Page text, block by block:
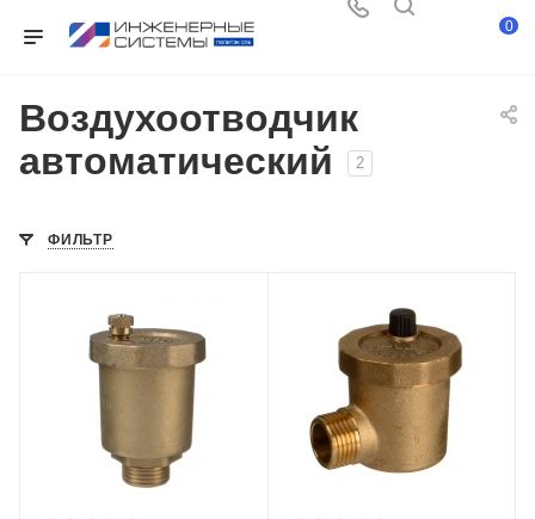
0
Воздухоотводчик
автоматический
2
ФИЛЬТР